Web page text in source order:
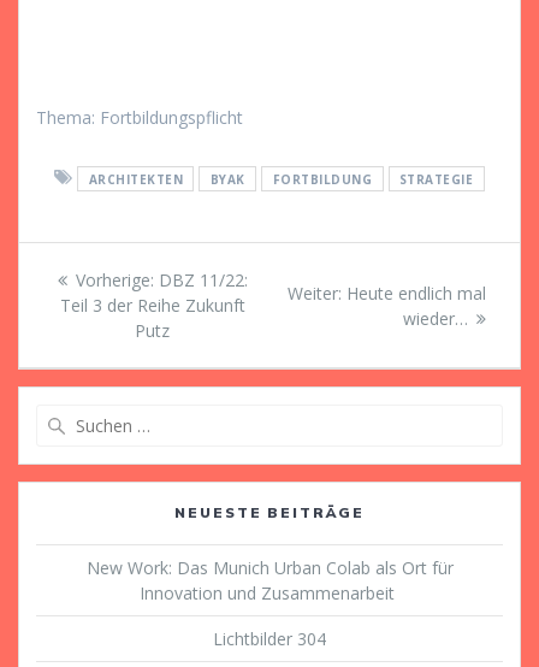
Thema: Fortbildungspflicht
ARCHITEKTEN BYAK FORTBILDUNG STRATEGIE
Beitragsnavigation
Vorherige: Vorheriger
Beitrag:
DBZ 11/22:
Teil 3 der Reihe Zukunft
Putz
Weiter: Nächster
Beitrag:
Heute endlich mal
wieder…
NEUESTE BEITRÄGE
New Work: Das Munich Urban Colab als Ort für
Innovation und Zusammenarbeit
Lichtbilder 304